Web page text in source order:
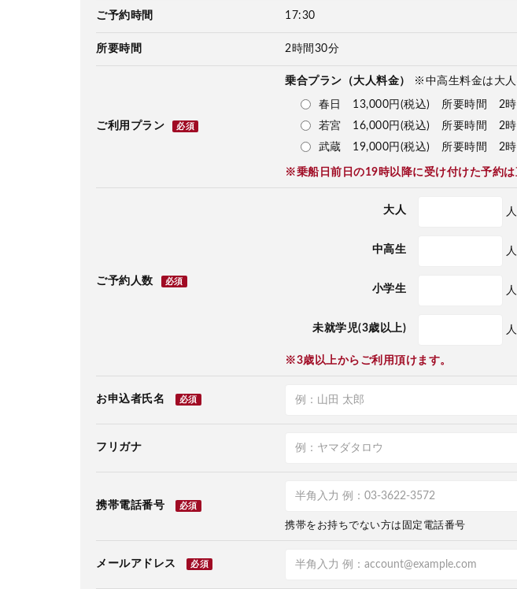
ご予約時間 17:30
所要時間 2時間30分
ご利用プラン 必須
乗合プラン（大人料金） ※中高生料金は大
春日 13,000円(税込) 所要時間 2時
若宮 16,000円(税込) 所要時間 2時
武蔵 19,000円(税込) 所要時間 2時
※乗船日前日の19時以降に受け付けた予約
ご予約人数 必須
大人 人
中高生 人
小学生 人
未就学児(3歳以上) 人
※3歳以上からご利用頂けます。
お申込者氏名 必須
フリガナ
携帯電話番号 必須
携帯をお持ちでない方は固定電話番号
メールアドレス 必須